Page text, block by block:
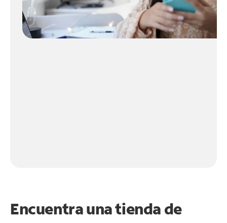
Encuentra una tienda de